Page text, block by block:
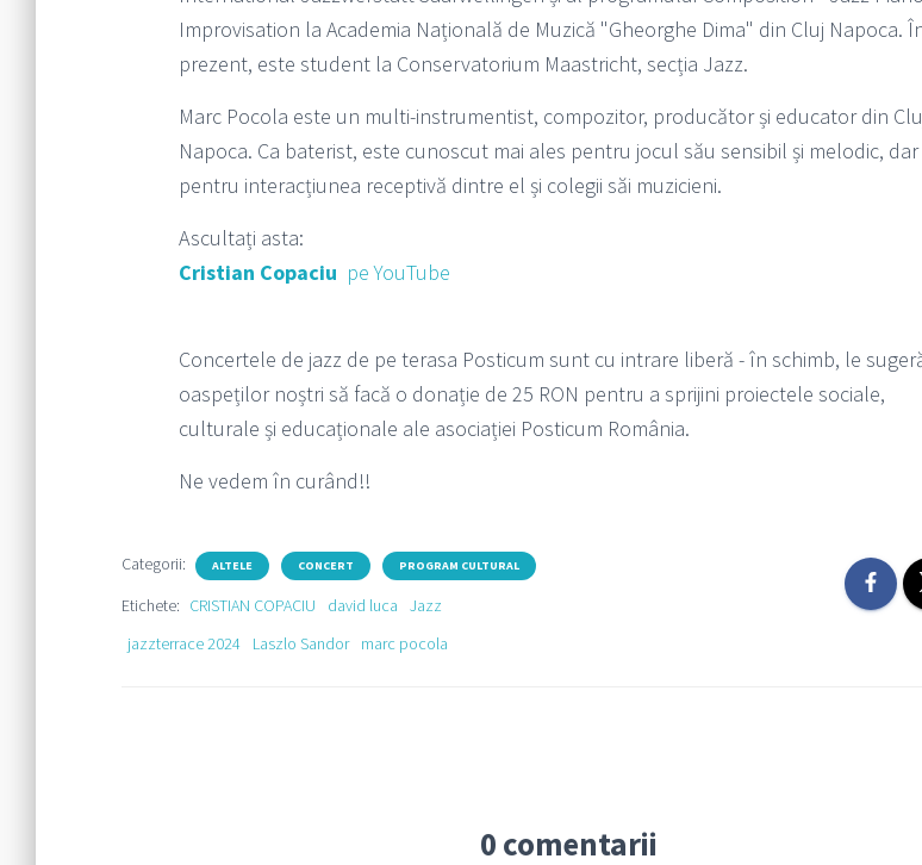
Improvisation la Academia Națională de Muzică "Gheorghe Dima" din Cluj Napoca.
prezent, este student la Conservatorium Maastricht, secția Jazz.
Marc Pocola este un multi-instrumentist, compozitor, producător și educator din
Napoca. Ca baterist, este cunoscut mai ales pentru jocul său sensibil și melodic, dar
pentru interacțiunea receptivă dintre el și colegii săi muzicieni.
Ascultați asta:
Cristian Copaciu pe YouTube
Concertele de jazz de pe terasa Posticum sunt cu intrare liberă - în schimb, le
oaspeților noștri să facă o donație de 25 RON pentru a sprijini proiectele sociale,
culturale și educaționale ale asociației Posticum România.
Ne vedem în curând!!
Categorii: ALTELE CONCERT PROGRAM CULTURAL
Etichete: CRISTIAN COPACIU david luca
Jazz
jazzterrace 2024
Laszlo Sandor marc pocola
0 comentarii